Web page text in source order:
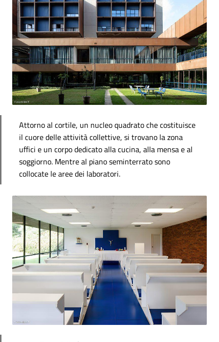
Attorno al cortile, un nucleo quadrato che costituisce
il cuore delle attività collettive, si trovano la zona
uffici e un corpo dedicato alla cucina, alla mensa e al
soggiorno. Mentre al piano seminterrato sono
collocate le aree dei laboratori.